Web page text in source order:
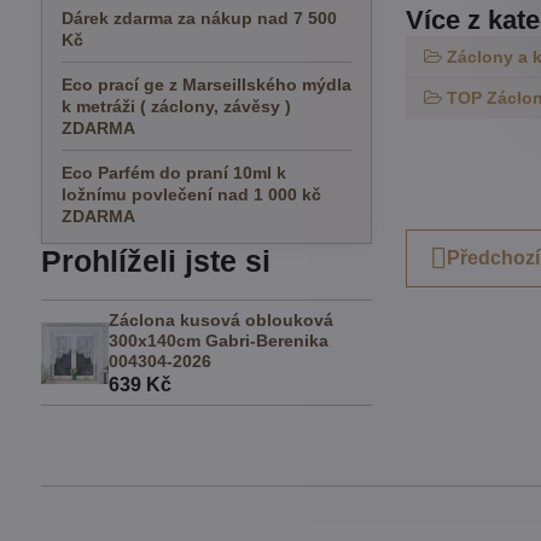
Více z
Záclony a
TOP
Dárek zdarma za nákup nad 7 500
Kč
Eco prací ge z Marseillského mýdla
k metráži ( záclony, závěsy )
ZDARMA
Eco Parfém do praní 10ml k
ložnímu povlečení nad 1 000 kč
ZDARMA
Prohlíželi jste si
Záclona kusová oblouková
300x140cm Gabri-Berenika
004304-2026
639 Kč